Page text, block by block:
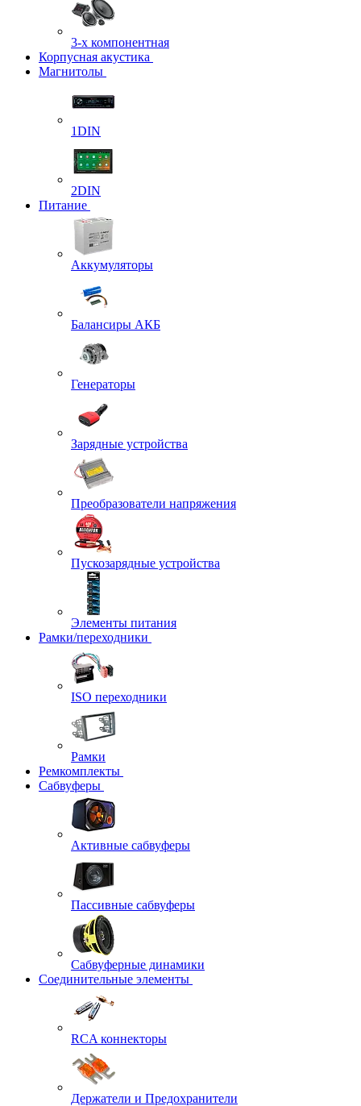
3-х компонентная
Корпусная акустика
Магнитолы
1DIN
2DIN
Питание
Аккумуляторы
Балансиры АКБ
Генераторы
Зарядные устройства
Преобразователи напряжения
Пускозарядные устройства
Элементы питания
Рамки/переходники
ISO переходники
Рамки
Ремкомплекты
Сабвуферы
Активные сабвуферы
Пассивные сабвуферы
Сабвуферные динамики
Соединительные элементы
RCA коннекторы
Держатели и Предохранители